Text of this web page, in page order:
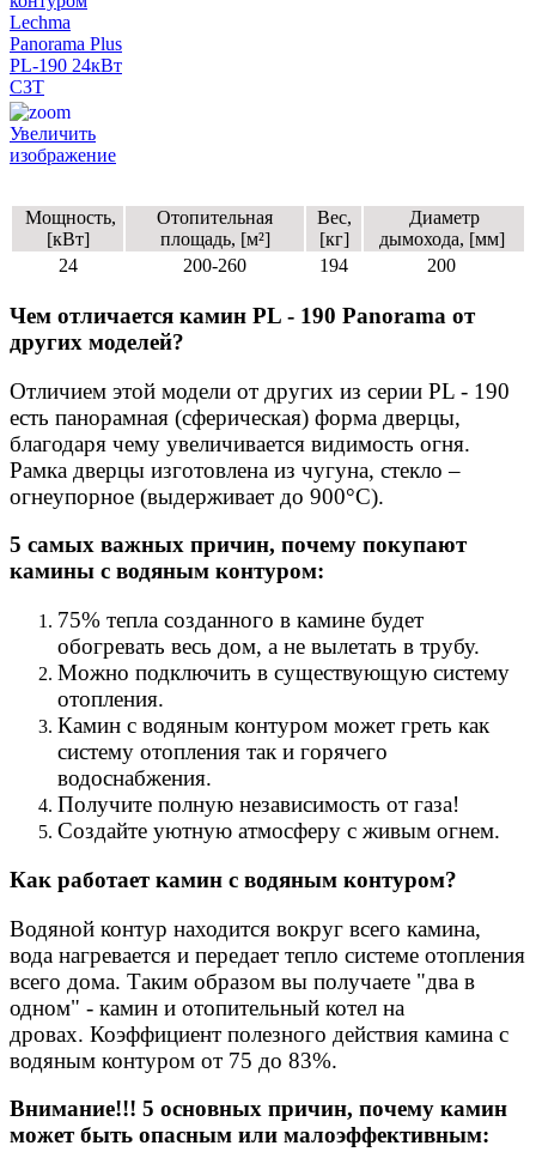
Увеличить
изображение
Мощность,
[кВт]
Отопительная
площадь, [м²]
Вес,
[кг]
Диаметр
дымохода, [мм]
24
200-260 194 200
Чем отличается камин PL - 190 Panorama от
других моделей?
Отличием этой модели от других из серии PL - 190
есть панорамная (сферическая) форма дверцы,
благодаря чему увеличивается видимость огня.
Рамка дверцы изготовлена из чугуна, стекло –
огнеупорное (выдерживает до 900°С).
5 самых важных причин, почему покупают
камины с водяным контуром:
75% тепла созданного в камине будет
обогревать весь дом, а не вылетать в трубу.
Можно подключить в существующую систему
отопления.
Камин с водяным контуром может греть как
систему отопления так и горячего
водоснабжения.
Получите полную независимость от газа!
Создайте уютную атмосферу с живым огнем.
Как работает камин с водяным контуром?
Водяной контур находится вокруг всего камина,
вода нагревается и передает тепло системе отопления
всего дома. Таким образом вы получаете "два в
одном" - камин и отопительный котел на
дровах. Коэффициент полезного действия камина с
водяным контуром от 75 до 83%.
Внимание!!! 5 основных причин, почему камин
может быть опасным или малоэффективным: